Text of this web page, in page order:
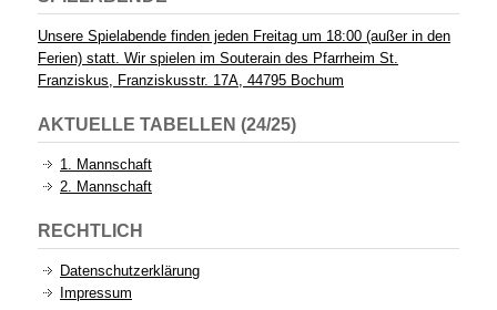
Unsere Spielabende finden jeden Freitag um 18:00 (außer in den
Ferien) statt. Wir spielen im Souterain des Pfarrheim St.
Franziskus, Franziskusstr. 17A, 44795 Bochum
AKTUELLE TABELLEN (24/25)
1. Mannschaft
2. Mannschaft
RECHTLICH
Datenschutzerklärung
Impressum